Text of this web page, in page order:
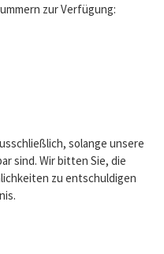
zur Verfügung:
solange unsere
sind. Wir bitten Sie, die
zu entschuldigen